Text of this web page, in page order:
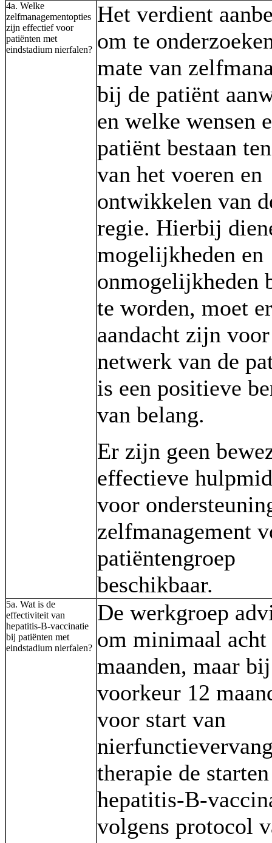
4a. Welke
zelfmanagementopties
zijn effectief voor
patiënten met
eindstadium nierfalen?
Het verdient
om te
mate van
bij de patiënt
en welke wensen
patiënt bestaan
van het voeren en
ontwikkelen van
regie. Hierbij
mogelijkheden en
onmogelijkheden
te worden, moet er
aandacht zijn
netwerk van de
is een positieve
van belang.
Er zijn geen
effectieve
voor
zelfmanagement
patiëntengroep
beschikbaar.
5a. Wat is de
effectiviteit van
hepatitis-B-vaccinatie
bij patiënten met
eindstadium nierfalen?
De werkgroep
om minimaal acht
maanden, maar bij
voorkeur 12
voor start van
therapie de
hepatitis-B-
volgens protocol